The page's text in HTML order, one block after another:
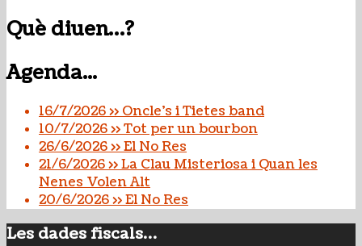
Què diuen…?
Agenda...
16/7/2026 >> Oncle's i Tietes band
10/7/2026 >> Tot per un bourbon
26/6/2026 >> El No Res
21/6/2026 >> La Clau Misteriosa i Quan les
Nenes Volen Alt
20/6/2026 >> El No Res
Les dades fiscals…